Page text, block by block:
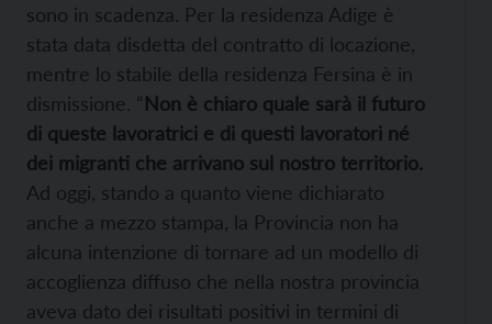
sono in scadenza. Per la residenza Adige è
stata data disdetta del contratto di locazione,
mentre lo stabile della residenza Fersina è in
dismissione. “Non è chiaro quale sarà il futuro
di queste lavoratrici e di questi lavoratori né
dei migranti che arrivano sul nostro territorio.
Ad oggi, stando a quanto viene dichiarato
anche a mezzo stampa, la Provincia non ha
alcuna intenzione di tornare ad un modello di
accoglienza diffuso che nella nostra provincia
aveva dato dei risultati positivi in termini di